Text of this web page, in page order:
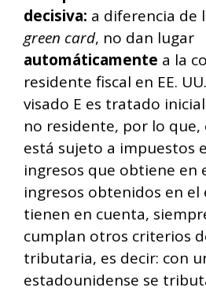
decisiva: a diferencia de
green card, no dan lugar
automáticamente a la
residente fiscal en EE.
visado E es tratado
no residente, por lo
está sujeto a impuestos
ingresos que obtiene en
ingresos obtenidos en
tienen en cuenta,
cumplan otros criterios
tributaria, es decir: con
estadounidense se